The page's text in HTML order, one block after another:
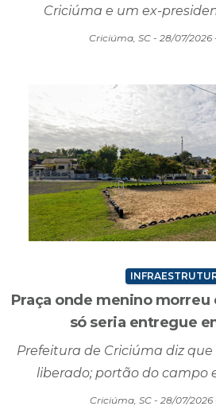
reconhecimento de atos
administrativa envolvendo a
Criciúma, SC - 28/07/2026
Praça onde menino morreu
só seria entregue
Prefeitura de Criciúma diz